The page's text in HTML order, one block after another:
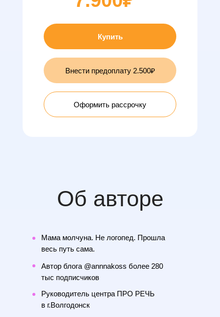
Купить
Внести предоплату 2.500₽
Оформить рассрочку
Об авторе
Мама молчуна. Не логопед. Прошла
весь путь сама.
Автор блога @annnakoss более 280
тыс подписчиков
Руководитель центра ПРО РЕЧЬ
в г.Волгодонск